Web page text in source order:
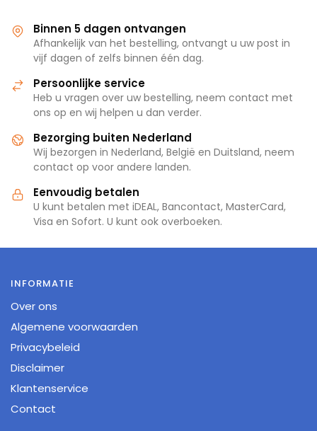
Binnen 5 dagen ontvangen
Afhankelijk van het bestelling, ontvangt u uw post in
vijf dagen of zelfs binnen één dag.
Persoonlijke service
Heb u vragen over uw bestelling, neem contact met
ons op en wij helpen u dan verder.
Bezorging buiten Nederland
Wij bezorgen in Nederland, België en Duitsland, neem
contact op voor andere landen.
Eenvoudig betalen
U kunt betalen met iDEAL, Bancontact, MasterCard,
Visa en Sofort. U kunt ook overboeken.
INFORMATIE
Over ons
Algemene voorwaarden
Privacybeleid
Disclaimer
Klantenservice
Contact